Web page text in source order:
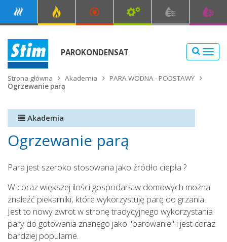
PAROKONDENSAT
RTK (31)
WEKA (16)
MIVAL (6)
INNE (2)
Strona główna Akademia
PARA WODNA - PODSTAWY
Ogrzewanie parą
Akademia
Ogrzewanie parą
Para jest szeroko stosowana jako źródło ciepła ?
W coraz większej ilości gospodarstw domowych można
znaleźć piekarniki, które wykorzystuję parę do grzania.
Jest to nowy zwrot w stronę tradycyjnego wykorzystania
pary do gotowania znanego jako "parowanie" i jest coraz
bardziej popularne.